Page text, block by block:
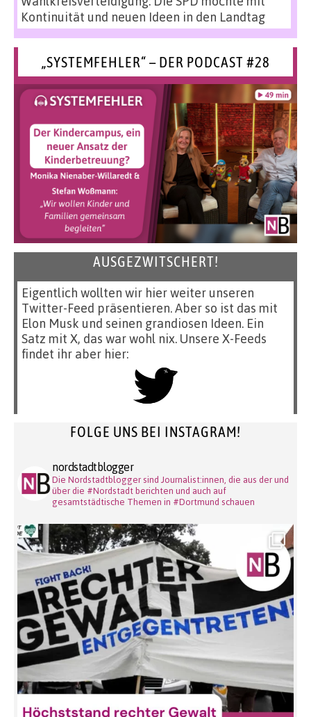
Kontinuität und neuen Ideen in den Landtag
„SYSTEMFEHLER“ – DER PODCAST #28
AUSGEZWITSCHERT!
Eigentlich wollten wir hier weiter unseren
Twitter-Feed präsentieren. Aber so ist das mit
Elon Musk und seinen grandiosen Ideen. Ein
Satz mit X, das war wohl nix. Unsere X-Feeds
findet ihr aber hier:
FOLGE UNS BEI INSTAGRAM!
nordstadtblogger
Die Nordstadtblogger sind Journalist:innen, die aus der und
über die #Nordstadt berichten und auch auf
gesamtstädtische Themen in #Dortmund schauen